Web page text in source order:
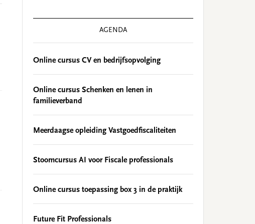
AGENDA
Online cursus CV en bedrijfsopvolging
Online cursus Schenken en lenen in
familieverband
Meerdaagse opleiding Vastgoedfiscaliteiten
Stoomcursus AI voor Fiscale professionals
Online cursus toepassing box 3 in de praktijk
Future Fit Professionals